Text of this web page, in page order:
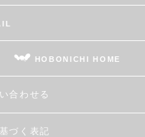
HOBONICHI HOME
合わせる
づく表記